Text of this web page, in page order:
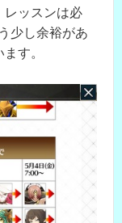
レッスンは必
少し余裕があ
す。